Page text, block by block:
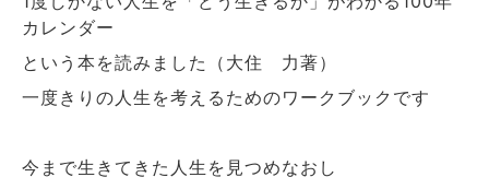
カレンダー
という本を読みました（大住 力著）
一度きりの人生を考えるためのワークブックです
今まで生きてきた人生を見つめなおし